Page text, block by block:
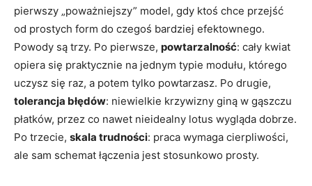
pierwszy „poważniejszy” model, gdy ktoś chce przejść
od prostych form do czegoś bardziej efektownego.
Powody są trzy. Po pierwsze, powtarzalność: cały kwiat
opiera się praktycznie na jednym typie modułu, którego
uczysz się raz, a potem tylko powtarzasz. Po drugie,
tolerancja błędów: niewielkie krzywizny giną w gąszczu
płatków, przez co nawet nieidealny lotus wygląda dobrze.
Po trzecie, skala trudności: praca wymaga cierpliwości,
ale sam schemat łączenia jest stosunkowo prosty.